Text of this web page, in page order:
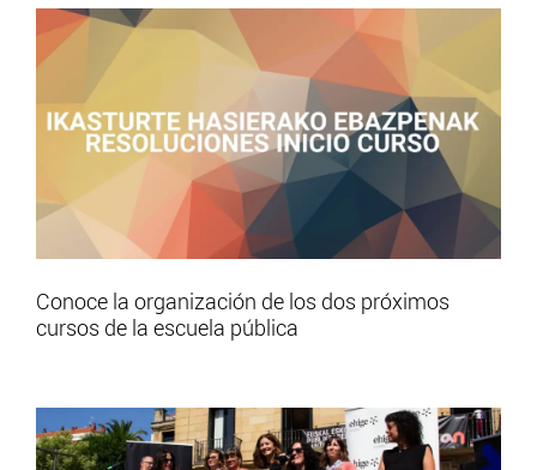
Conoce la organización de los dos próximos
cursos de la escuela pública